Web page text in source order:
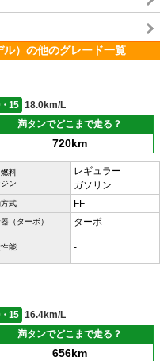
）の他のグレード一覧
15
18.0km/L
満タンでどこまで走る？
720km
料
ン
レギュラー
ガソリン
式 FF
（ターボ） ターボ
能 -
15
16.4km/L
満タンでどこまで走る？
656km